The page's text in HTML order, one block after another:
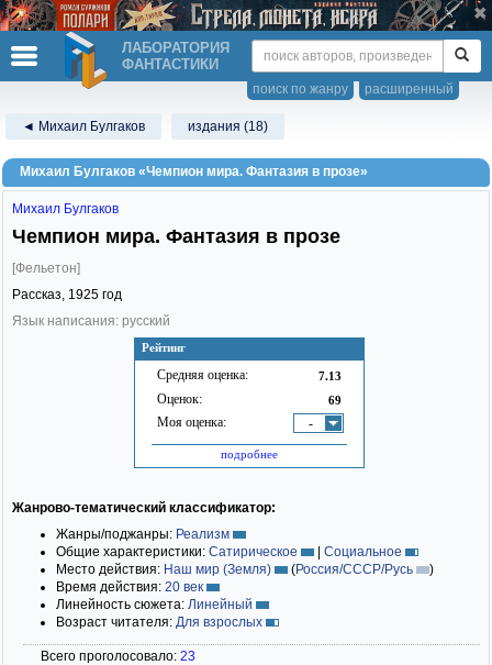
ЛАБОРАТОРИЯ
ФАНТАСТИКИ
расширенный
поиск по жанру
◄ Михаил Булгаков издания (18)
Михаил Булгаков «Чемпион мира. Фантазия в прозе»
Рейтинг
Средняя оценка: 7.13
Оценок: 69
Моя оценка: -
подробнее
Михаил Булгаков
Чемпион мира. Фантазия в прозе
[Фельетон]
Рассказ, 1925 год
Язык написания: русский
Жанрово-тематический классификатор:
Жанры/поджанры: Реализм
Общие характеристики: Сатирическое | Социальное
Место действия: Наш мир (Земля) (Россия/СССР/Русь
)
Время действия: 20 век
Линейность сюжета: Линейный
Возраст читателя: Для взрослых
Всего проголосовало: 23